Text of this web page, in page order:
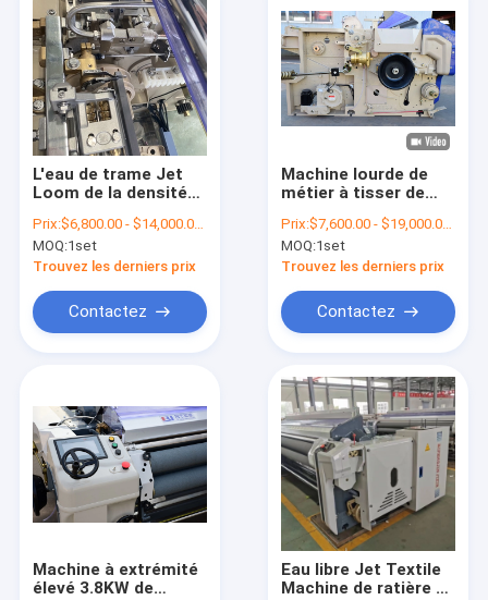
Produits
A propos de nous
Contact
L'eau de trame Jet
Loom de la densité
de tissage de
machine à grande
vitesse de métier à
Prix:$6,800.00 - $14,000.00/sets
MOQ:1set
Trouvez les derniers prix
Contactez
Machine lourde de
métier à tisser de
de la machine 1000
t/mn de métier à
tisser de tissage de
Prix:$7,600.00 - $19,000.00/sets
MOQ:1set
Trouvez les derniers prix
Contactez
Machine à extrémité
élevé 3.8KW de
Eau libre Jet Textile
Machine de ratière de